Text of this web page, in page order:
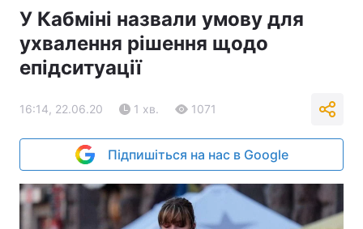
У Кабміні назвали умову для
ухвалення рішення щодо
епідситуації
16:14, 22.06.20 1 хв. 1071
Підпишіться на нас в Google